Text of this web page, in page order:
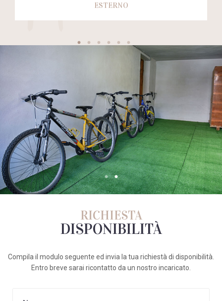
ESTERNO
RICHIESTA
DISPONIBILITÀ
Compila il modulo seguente ed invia la tua richiestà di disponibilità.
Entro breve sarai ricontatto da un nostro incaricato.